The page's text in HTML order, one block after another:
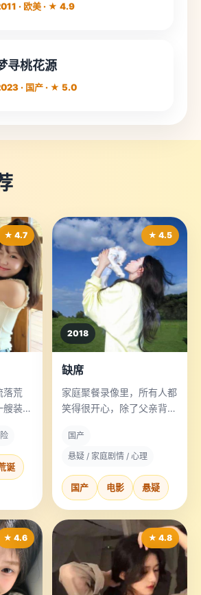
· 欧美 · ★ 4.9
寻桃花源
· 国产 · ★ 5.0
★ 4.7
落荒
装满
诞
★ 4.5
2018
缺席
家庭聚餐录像里，所有人都
笑得很开心，除了父亲背后
国产
悬疑 / 家庭剧情 / 心理
国产 电影 悬疑
★ 4.6 ★ 4.8